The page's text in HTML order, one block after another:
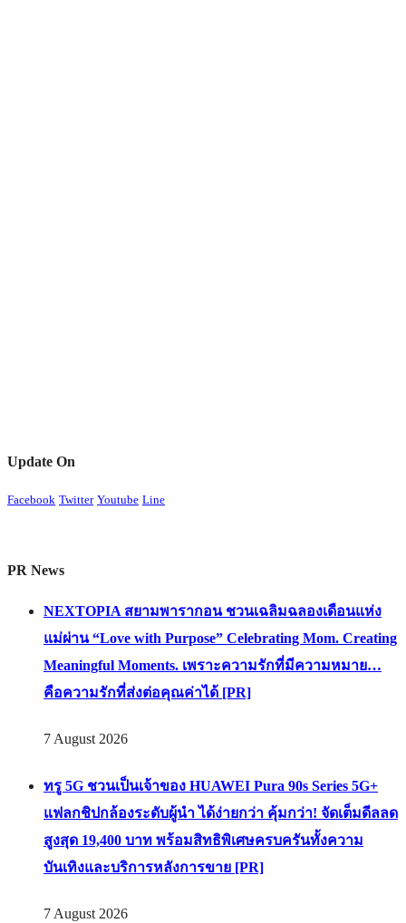
Update On
Facebook Twitter Youtube Line
PR News
NEXTOPIA สยามพารากอน ชวนเฉลิมฉลองเดือนแห่ง
แม่ผ่าน “Love with Purpose” Celebrating Mom. Creating
Meaningful Moments. เพราะความรักที่มีความหมาย…
คือความรักที่ส่งต่อคุณค่าได้ [PR]
7 August 2026
ทรู 5G ชวนเป็นเจ้าของ HUAWEI Pura 90s Series 5G+
แฟลกชิปกล้องระดับผู้นำ ได้ง่ายกว่า คุ้มกว่า! จัดเต็มดีลลด
สูงสุด 19,400 บาท พร้อมสิทธิพิเศษครบครันทั้งความ
บันเทิงและบริการหลังการขาย [PR]
7 August 2026